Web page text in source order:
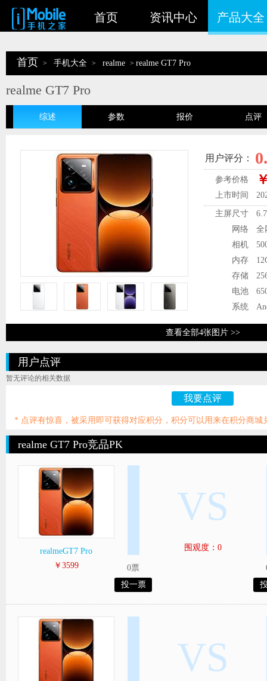
首页 资讯中心 产品大全
首页 > 手机大全 > realme > realme GT7 Pro
realme GT7 Pro
综述 参数 报价 点评
用户评分：
参考价格
上市时间
主屏尺寸
网络
全
相机
内存
存储
电池
系统
查看全部4张图片 >>
用户点评
暂无评论的相关数据
我要点评
* 点评有惊喜，被采用即可获得对应积分，积分可以用来在积分商城
realme GT7 Pro竞品PK
realmeGT7 Pro
￥3599
0票
投一票
VS
围观度：0
VS